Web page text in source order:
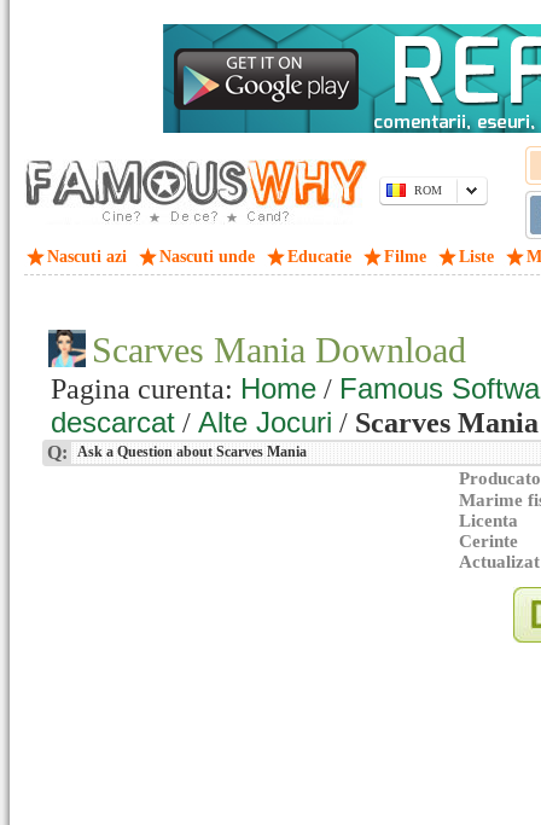
ROM
Nascuti azi Nascuti unde Educatie Filme Liste
Scarves Mania Download
Pagina curenta: Home / Famous
descarcat / Alte Jocuri / Scarves
Q: Ask a Question about Scarves Mania
Marime
Licenta
Cerinte